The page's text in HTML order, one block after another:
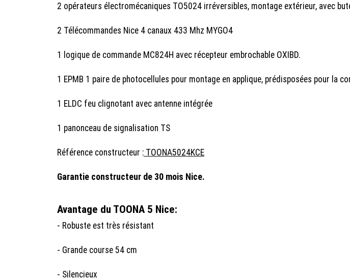
2 opérateurs électromécaniques TO5024 irréversibles, montage extérieur, avec
2 Télécommandes Nice 4 canaux 433 Mhz MYGO4
1 logique de commande MC824H avec récepteur embrochable OXIBD.
1 EPMB 1 paire de photocellules pour montage en applique, prédisposées pour la
1 ELDC feu clignotant avec antenne intégrée
1 panonceau de signalisation TS
Référence constructeur : TOONA5024KCE
Garantie constructeur de 30 mois Nice.
Avantage du TOONA 5 Nice:
- Robuste est très résistant
- Grande course 54 cm
- Silencieux